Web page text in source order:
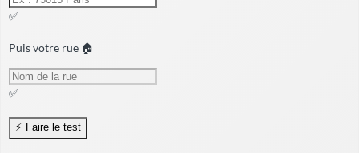
✅
Puis votre rue 🏠
✅